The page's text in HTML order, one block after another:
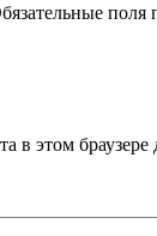
поля
в этом